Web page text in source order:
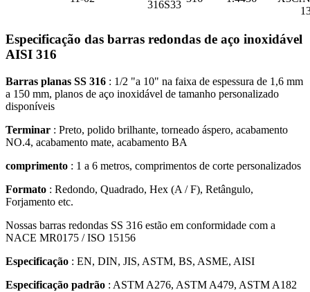
316S33
Especificação das barras redondas de aço inoxidável
AISI 316
Barras planas SS 316 : 1/2 "a 10" na faixa de espessura de 1,6 mm
a 150 mm, planos de aço inoxidável de tamanho personalizado
disponíveis
Terminar : Preto, polido brilhante, torneado áspero, acabamento
NO.4, acabamento mate, acabamento BA
comprimento : 1 a 6 metros, comprimentos de corte personalizados
Formato : Redondo, Quadrado, Hex (A / F), Retângulo,
Forjamento etc.
Nossas barras redondas SS 316 estão em conformidade com a
NACE MR0175 / ISO 15156
Especificação : EN, DIN, JIS, ASTM, BS, ASME, AISI
Especificação padrão : ASTM A276, ASTM A479, ASTM A182